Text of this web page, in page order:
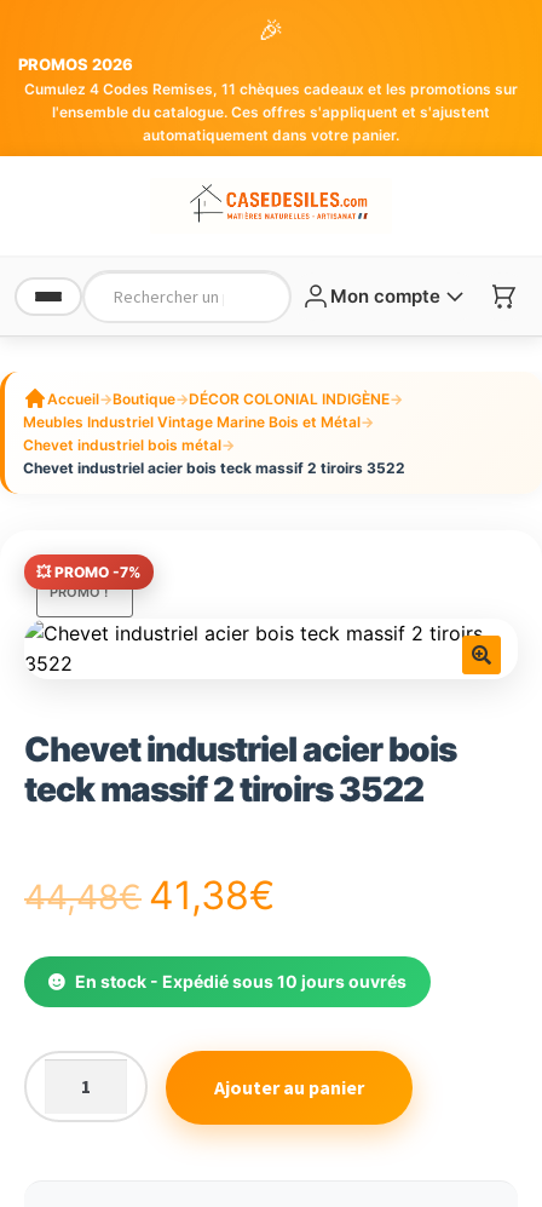
🎉
PROMOS 2026
Cumulez 4 Codes Remises, 11 chèques cadeaux et les promotions sur
l'ensemble du catalogue. Ces offres s'appliquent et s'ajustent
automatiquement dans votre panier.
Mon compte
Accueil→Boutique→DÉCOR COLONIAL INDIGÈNE→
Meubles Industriel Vintage Marine Bois et Métal→
Chevet industriel bois métal→
Chevet industriel acier bois teck massif 2 tiroirs 3522
PROMO !
💥 PROMO -7%
Chevet industriel acier bois
teck massif 2 tiroirs 3522
44,48€ Le
prix
initial
était :
44,48€.
41,38€
prix
actuel
est :
41,38€.
En stock - Expédié sous 10 jours ouvrés
quantité
de
Ajouter au panier